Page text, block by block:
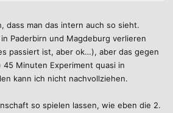
dass man das intern auch so sieht.
Paderbirn und Magdeburg verlieren
passiert ist, aber ok…), aber das gegen
Minuten Experiment quasi in
kann ich nicht nachvollziehen.
so spielen lassen, wie eben die 2.